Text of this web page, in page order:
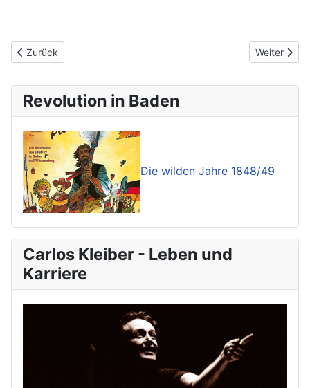
Vorheriger Beitrag: Genie am Dirigentenpult
Zurück Nächster
Weiter
Revolution in Baden
Die wilden Jahre 1848/49
Carlos Kleiber - Leben und
Karriere